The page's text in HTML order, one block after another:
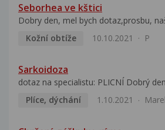
Seborhea ve kštici
Dobry den, mel bych dotaz,prosbu,
Kožní obtíže
10.10.2021 P
Sarkoidoza
dotaz na specialistu: PLICNÍ Dobrý
Plíce, dýchání
1.10.2021